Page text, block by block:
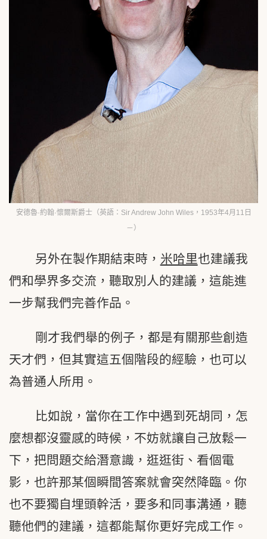
安德魯·約翰·懷爾斯爵士（英語：Sir Andrew John Wiles，1953年4月11日
－）
另外在製作期結束時， 米哈里也建議我
們和學界多交流，聽取別人的建議，這能進
一步幫我們完善作品。
剛才我們舉的例子，都是有關那些創造
天才們，但其實這五個階段的經驗，也可以
為普通人所用。
比如說，當你在工作中遇到死胡同，怎
麼想都沒靈感的時候，不妨就讓自己放鬆一
下，把問題交給潛意識，逛逛街、看個電
影，也許那某個瞬間答案就會突然降臨。你
也不要獨自埋頭幹活，要多和同事溝通，聽
聽他們的建議，這都能幫你更好完成工作。